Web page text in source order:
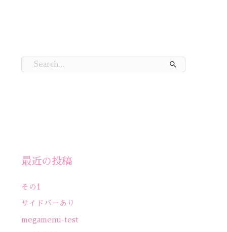
最近の投稿
その1
サイドバーあり
megamenu-test